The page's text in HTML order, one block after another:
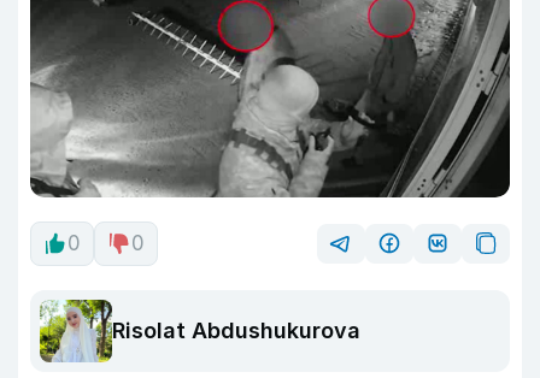
0 0
Risolat Abdushukurova